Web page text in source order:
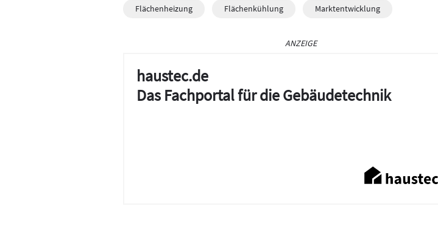
Flächenheizung Flächenkühlung Marktentwicklung
ANZEIGE
haustec.de
Das Fachportal für die Gebäudetechnik